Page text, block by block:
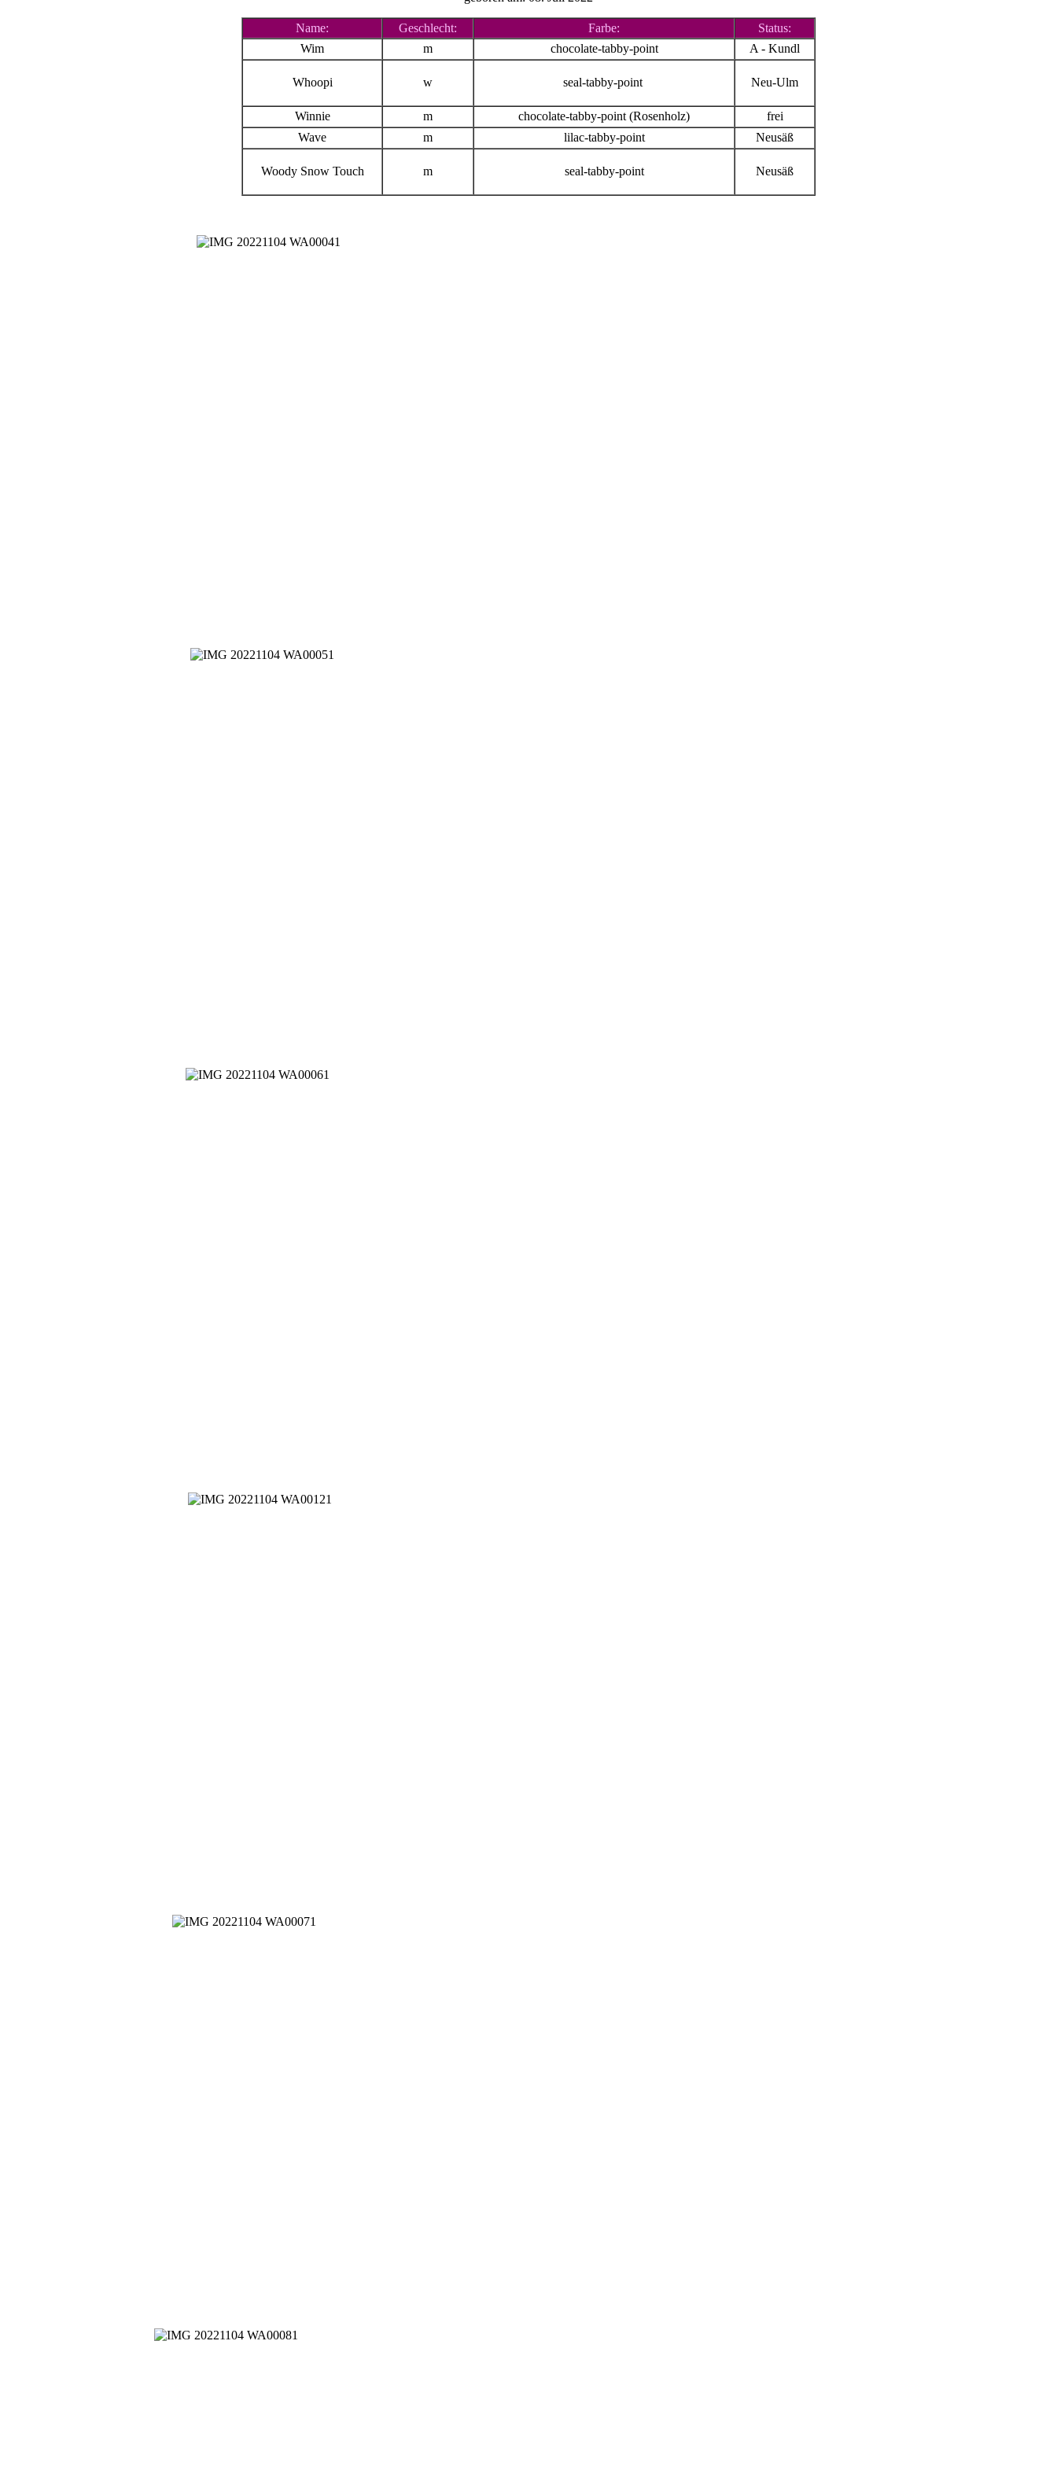
Name: Geschlecht: Farbe:
Status:
Wim
m chocolate-tabby-point A - Kundl
Whoopi w seal-tabby-point Neu-Ulm
Winnie m chocolate-tabby-point (Rosenholz)
frei
Wave
m lilac-tabby-point Neusäß
Woody Snow Touch m seal-tabby-point Neusäß